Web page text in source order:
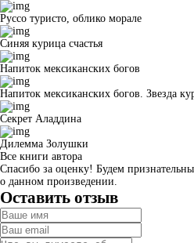
Руссо туристо, облико морале
Синяя курица счастья
Напиток мексиканских богов
Напиток мексиканских богов. Звезда
Секрет Аладдина
Дилемма Золушки
Все книги автора
Спасибо за оценку! Будем
о данном произведении.
Оставить отзыв